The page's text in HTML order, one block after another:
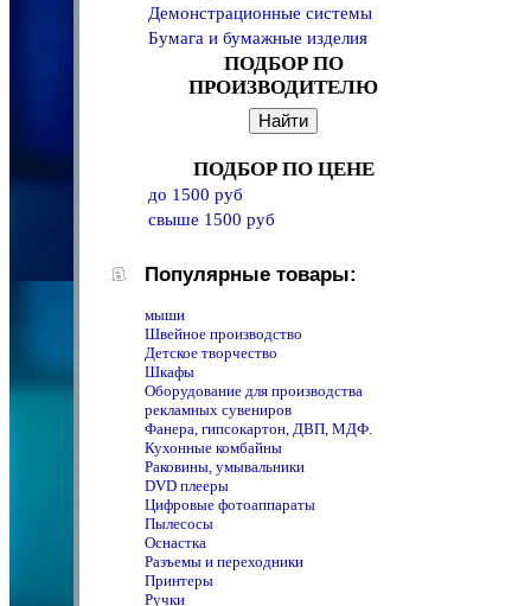
Демонстрационные системы
Бумага и бумажные изделия
ПОДБОР ПО
ПРОИЗВОДИТЕЛЮ
ПОДБОР ПО ЦЕНЕ
до 1500 руб
свыше 1500 руб
Популярные товары:
мыши
Швейное производство
Детское творчество
Шкафы
Оборудование для производства
рекламных сувениров
Фанера, гипсокартон, ДВП, МДФ.
Кухонные комбайны
Раковины, умывальники
DVD плееры
Цифровые фотоаппараты
Пылесосы
Оснастка
Разъемы и переходники
Принтеры
Ручки